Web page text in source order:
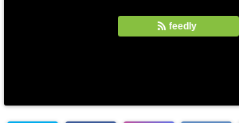
feedly